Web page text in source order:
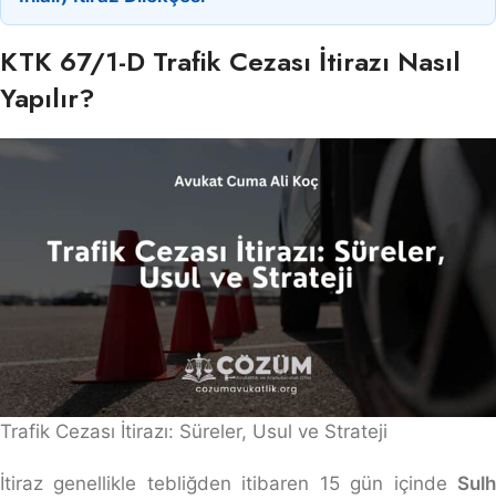
KTK 67/1-D Trafik Cezası İtirazı Nasıl
Yapılır?
Trafik Cezası İtirazı: Süreler, Usul ve Strateji
İtiraz genellikle tebliğden itibaren 15 gün içinde Sulh